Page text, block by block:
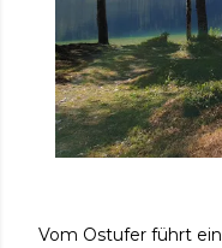
Vom Ostufer führt